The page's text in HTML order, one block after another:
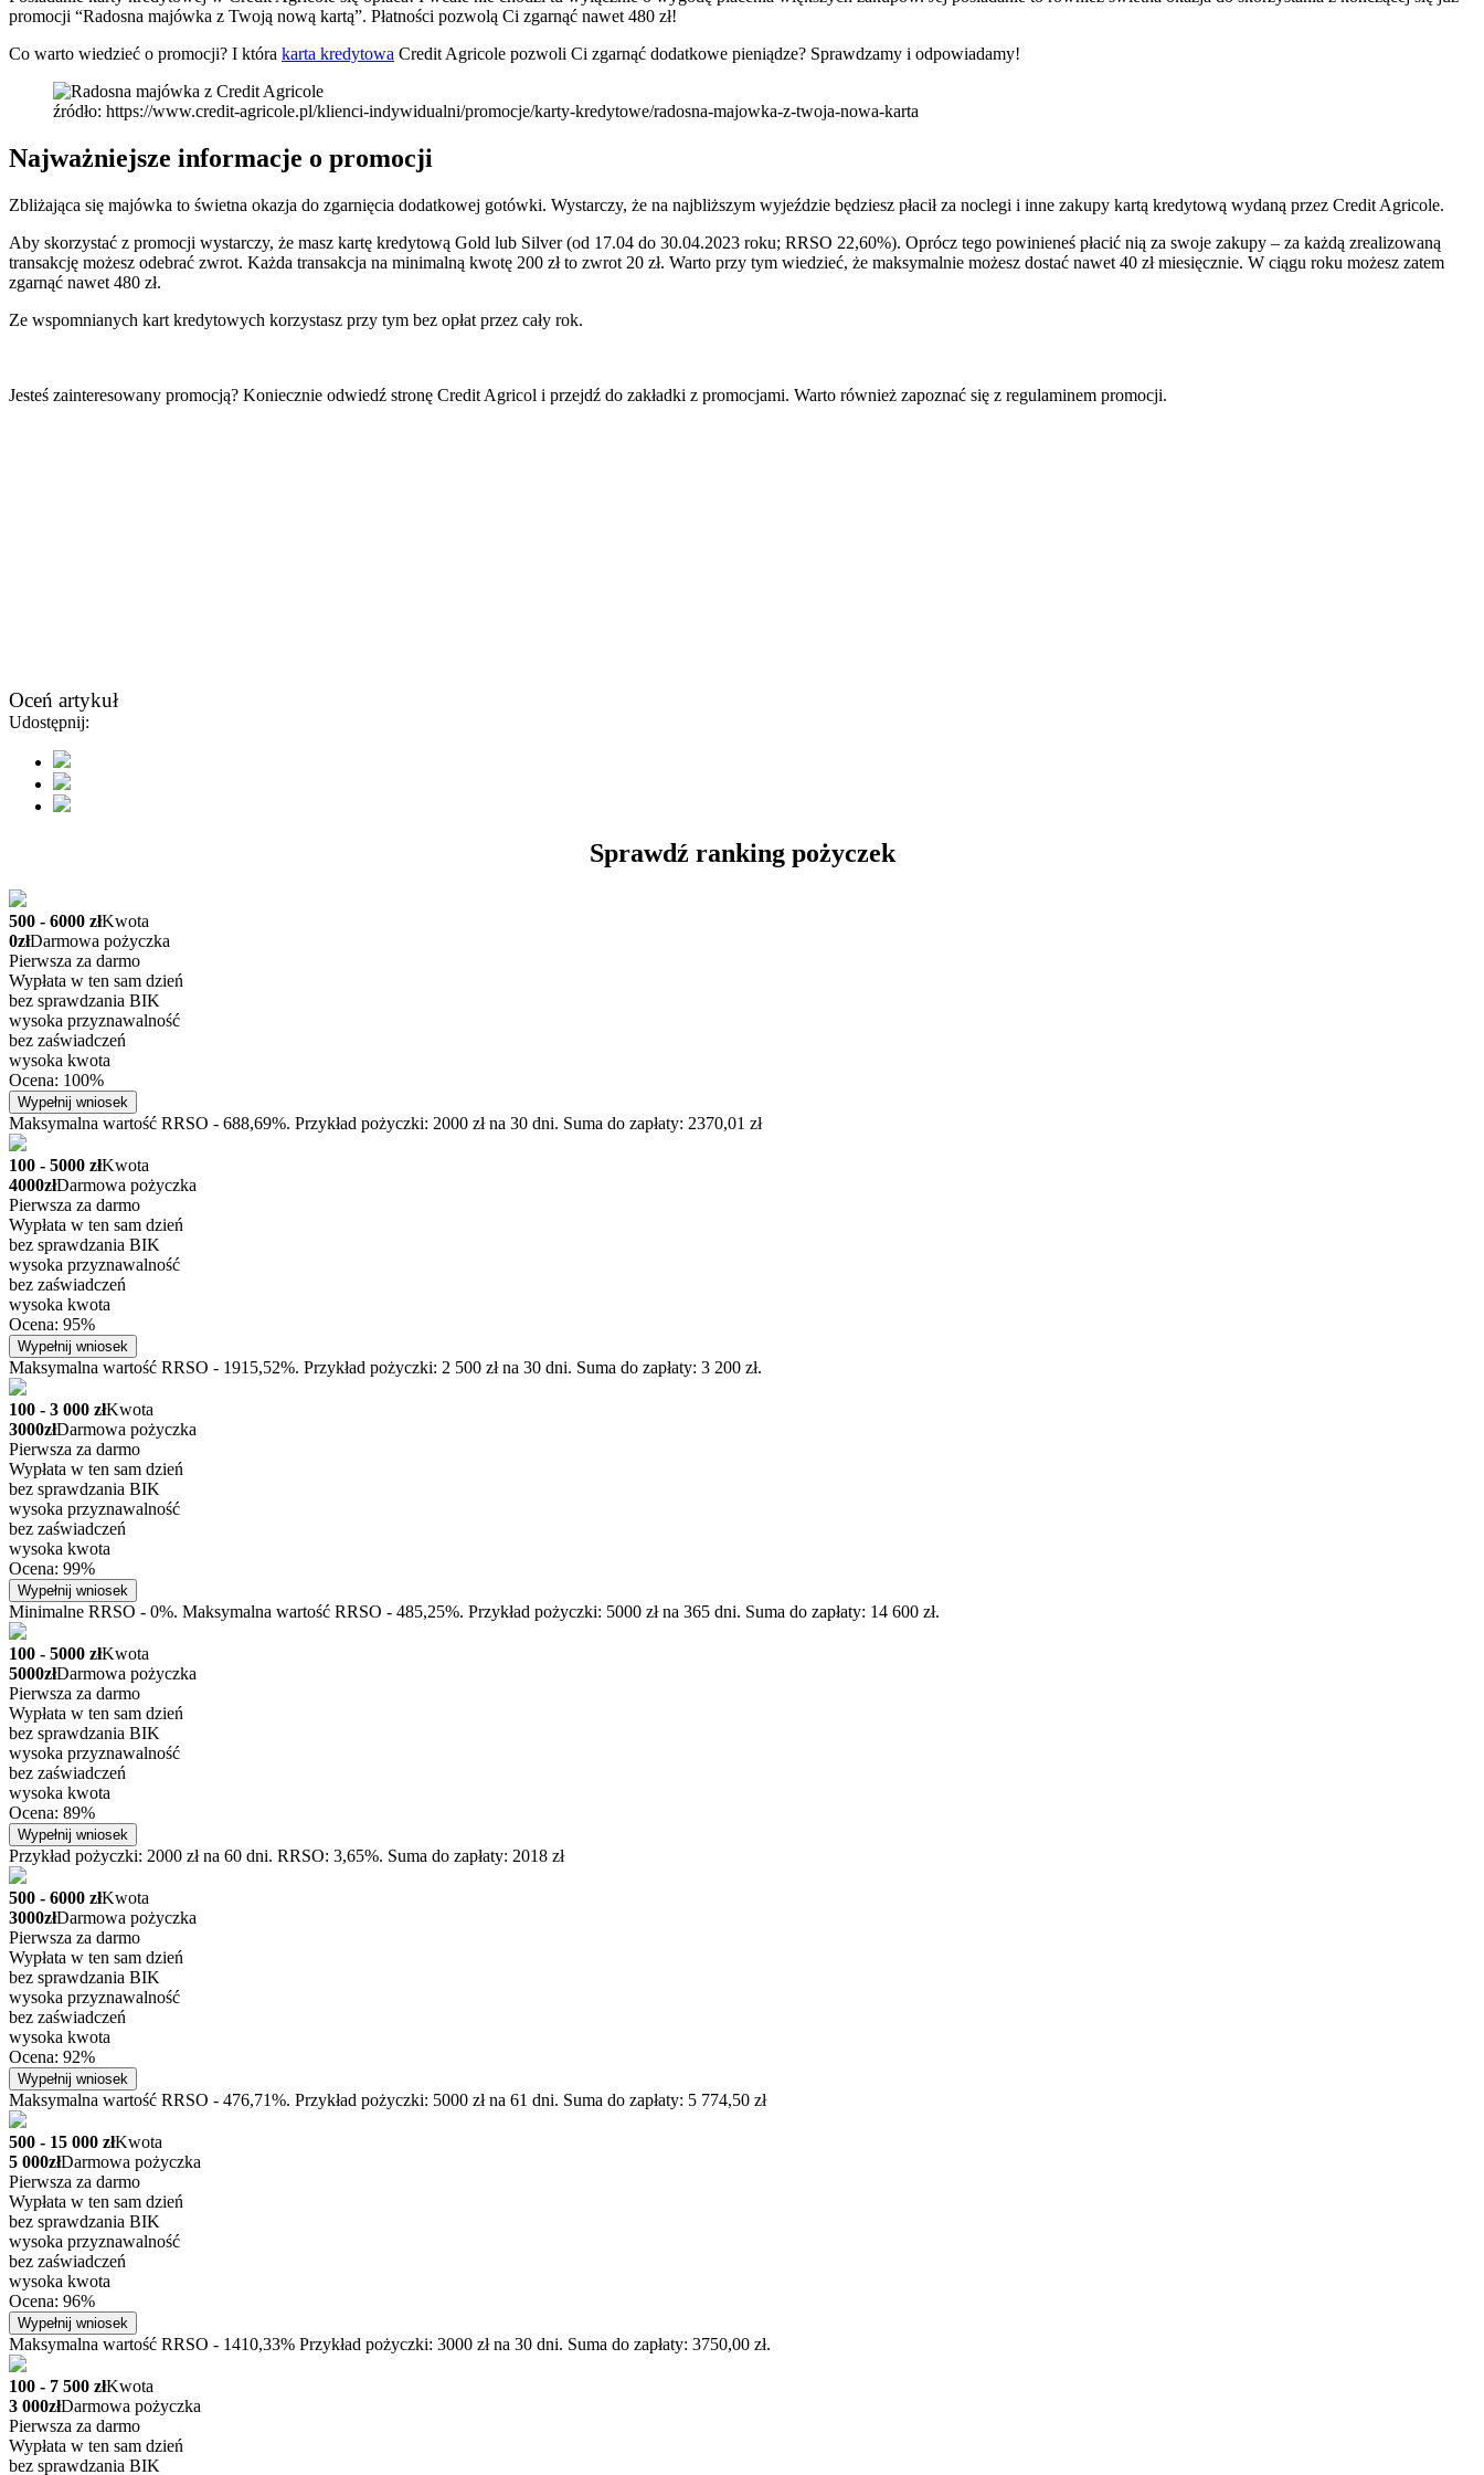
promocji “Radosna majówka z Twoją nową kartą”. Płatności pozwolą Ci zgarnąć nawet 480 zł!
Co warto wiedzieć o promocji? I która karta kredytowa Credit Agricole pozwoli Ci zgarnąć dodatkowe pieniądze? Sprawdzamy i odpowiadamy!
źródło: https://www.credit-agricole.pl/klienci-indywidualni/promocje/karty-kredytowe/radosna-majowka-z-twoja-nowa-karta
Najważniejsze informacje o promocji
Zbliżająca się majówka to świetna okazja do zgarnięcia dodatkowej gotówki. Wystarczy, że na najbliższym wyjeździe będziesz płacił za noclegi i inne zakupy kartą kredytową wydaną przez Credit Agricole.
Aby skorzystać z promocji wystarczy, że masz kartę kredytową Gold lub Silver (od 17.04 do 30.04.2023 roku; RRSO 22,60%). Oprócz tego powinieneś płacić nią za swoje zakupy – za każdą zrealizowaną
transakcję możesz odebrać zwrot. Każda transakcja na minimalną kwotę 200 zł to zwrot 20 zł. Warto przy tym wiedzieć, że maksymalnie możesz dostać nawet 40 zł miesięcznie. W ciągu roku możesz zatem
zgarnąć nawet 480 zł.
Ze wspomnianych kart kredytowych korzystasz przy tym bez opłat przez cały rok.
Jesteś zainteresowany promocją? Koniecznie odwiedź stronę Credit Agricol i przejdź do zakładki z promocjami. Warto również zapoznać się z regulaminem promocji.
Oceń artykuł
Udostępnij:
Sprawdź ranking pożyczek
500 - 6000 złKwota
0złDarmowa pożyczka
Pierwsza za darmo
Wypłata w ten sam dzień
bez sprawdzania BIK
wysoka przyznawalność
bez zaświadczeń
wysoka kwota
Ocena: 100%
Wypełnij wniosek
Maksymalna wartość RRSO - 688,69%. Przykład pożyczki: 2000 zł na 30 dni. Suma do zapłaty: 2370,01 zł
100 - 5000 złKwota
4000złDarmowa pożyczka
Pierwsza za darmo
Wypłata w ten sam dzień
bez sprawdzania BIK
wysoka przyznawalność
bez zaświadczeń
wysoka kwota
Ocena: 95%
Wypełnij wniosek
Maksymalna wartość RRSO - 1915,52%. Przykład pożyczki: 2 500 zł na 30 dni. Suma do zapłaty: 3 200 zł.
100 - 3 000 złKwota
3000złDarmowa pożyczka
Pierwsza za darmo
Wypłata w ten sam dzień
bez sprawdzania BIK
wysoka przyznawalność
bez zaświadczeń
wysoka kwota
Ocena: 99%
Wypełnij wniosek
Minimalne RRSO - 0%. Maksymalna wartość RRSO - 485,25%. Przykład pożyczki: 5000 zł na 365 dni. Suma do zapłaty: 14 600 zł.
100 - 5000 złKwota
5000złDarmowa pożyczka
Pierwsza za darmo
Wypłata w ten sam dzień
bez sprawdzania BIK
wysoka przyznawalność
bez zaświadczeń
wysoka kwota
Ocena: 89%
Wypełnij wniosek
Przykład pożyczki: 2000 zł na 60 dni. RRSO: 3,65%. Suma do zapłaty: 2018 zł
500 - 6000 złKwota
3000złDarmowa pożyczka
Pierwsza za darmo
Wypłata w ten sam dzień
bez sprawdzania BIK
wysoka przyznawalność
bez zaświadczeń
wysoka kwota
Ocena: 92%
Wypełnij wniosek
Maksymalna wartość RRSO - 476,71%. Przykład pożyczki: 5000 zł na 61 dni. Suma do zapłaty: 5 774,50 zł
500 - 15 000 złKwota
5 000złDarmowa pożyczka
Pierwsza za darmo
Wypłata w ten sam dzień
bez sprawdzania BIK
wysoka przyznawalność
bez zaświadczeń
wysoka kwota
Ocena: 96%
Wypełnij wniosek
Maksymalna wartość RRSO - 1410,33% Przykład pożyczki: 3000 zł na 30 dni. Suma do zapłaty: 3750,00 zł.
100 - 7 500 złKwota
3 000złDarmowa pożyczka
Pierwsza za darmo
Wypłata w ten sam dzień
bez sprawdzania BIK